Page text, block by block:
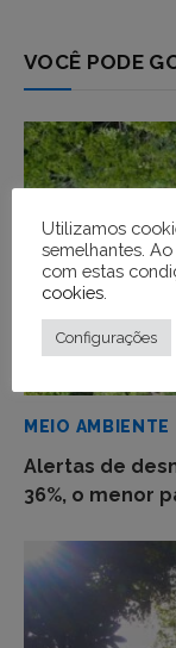
VOCÊ PODE
MEIO AMBIENTE
Alertas de
36%, o menor
Utilizamos
semelhantes.
com estas
cookies
Configurações